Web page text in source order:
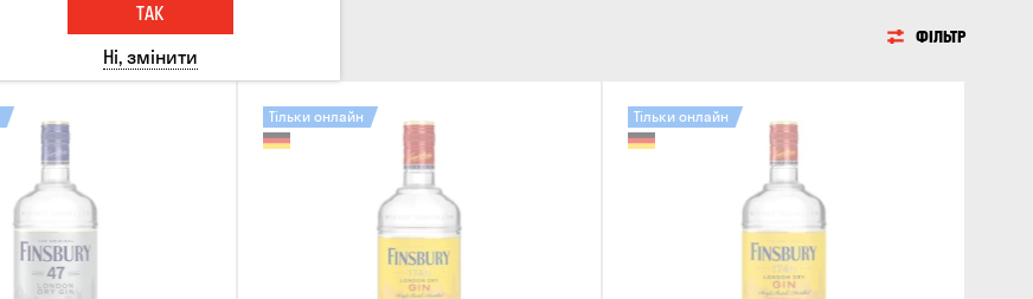
ФІЛЬТР
Тільки онлайн Тільки онлайн
ТАК
Ні, змінити